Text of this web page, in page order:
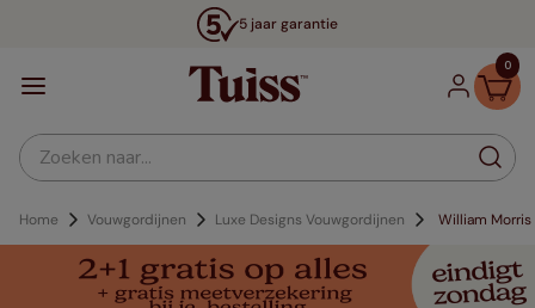
5 jaar garantie
0
Zoeken naar...
Home Vouwgordijnen Luxe Designs Vouwgordijnen William